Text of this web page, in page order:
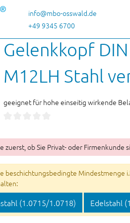
springen
info@mbo-osswald.de
+49 9345 6700
Gelenkkopf
M12LH Stahl
geeignet für hohe einseitig wirkende
zuerst, ob Sie Privat- oder Firmenkunde
beschichtungsbedingte Mindestmenge
(1.0715/1.0718) Edelstahl